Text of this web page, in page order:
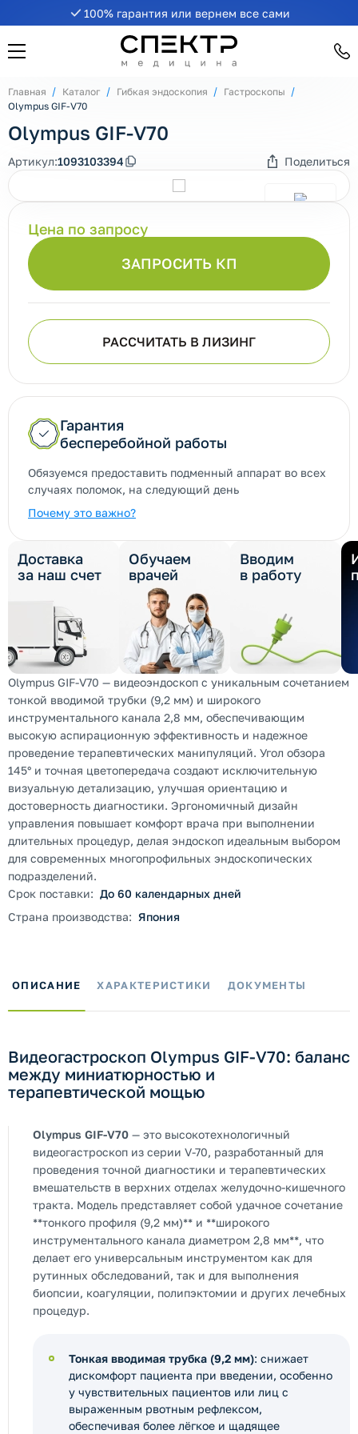
100% гарантия или вернем все сами
Главная Каталог Гибкая эндоскопия
Гастроскопы
Olympus GIF-V70
Olympus GIF-V70
Артикул:1093103394 Поделиться
ЗАПРОСИТЬ КП
Цена по запросу
РАССЧИТАТЬ В ЛИЗИНГ
Гарантия
бесперебойной работы
Обязуемся предоставить подменный аппарат во всех
случаях поломок, на следующий день
Почему это важно?
Доставка
за наш счет
Обучаем
врачей
Вводим
в работу
Olympus GIF-V70 — видеоэндоскоп с уникальным сочетанием
тонкой вводимой трубки (9,2 мм) и широкого
инструментального канала 2,8 мм, обеспечивающим
высокую аспирационную эффективность и надежное
проведение терапевтических манипуляций. Угол обзора
145° и точная цветопередача создают исключительную
визуальную детализацию, улучшая ориентацию и
достоверность диагностики. Эргономичный дизайн
управления повышает комфорт врача при выполнении
длительных процедур, делая эндоскоп идеальным выбором
для современных многопрофильных эндоскопических
подразделений.
Срок поставки: До 60 календарных дней
Страна производства: Япония
ОПИСАНИЕ ХАРАКТЕРИСТИКИ ДОКУМЕНТЫ
Видеогастроскоп Olympus GIF-V70: баланс
между миниатюрностью и
терапевтической мощью
Olympus GIF-V70 — это высокотехнологичный
видеогастроскоп из серии V-70, разработанный для
проведения точной диагностики и терапевтических
вмешательств в верхних отделах желудочно-кишечного
тракта. Модель представляет собой удачное сочетание
**тонкого профиля (9,2 мм)** и **широкого
инструментального канала диаметром 2,8 мм**, что
делает его универсальным инструментом как для
рутинных обследований, так и для выполнения
биопсии, коагуляции, полипэктомии и других лечебных
процедур.
Тонкая вводимая трубка (9,2 мм): снижает
дискомфорт пациента при введении, особенно
у чувствительных пациентов или лиц с
выраженным рвотным рефлексом,
обеспечивая более лёгкое и щадящее